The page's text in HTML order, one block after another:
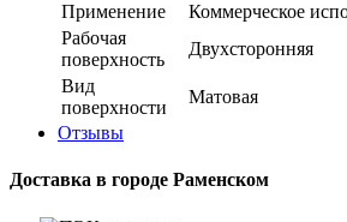
Применение
Коммерческое
Рабочая
поверхность
Двухсторонняя
Вид
поверхности
Матовая
Отзывы
Доставка в городе Раменском